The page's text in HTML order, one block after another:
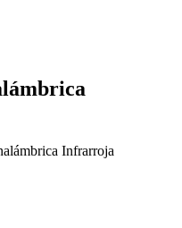
Infrarroja